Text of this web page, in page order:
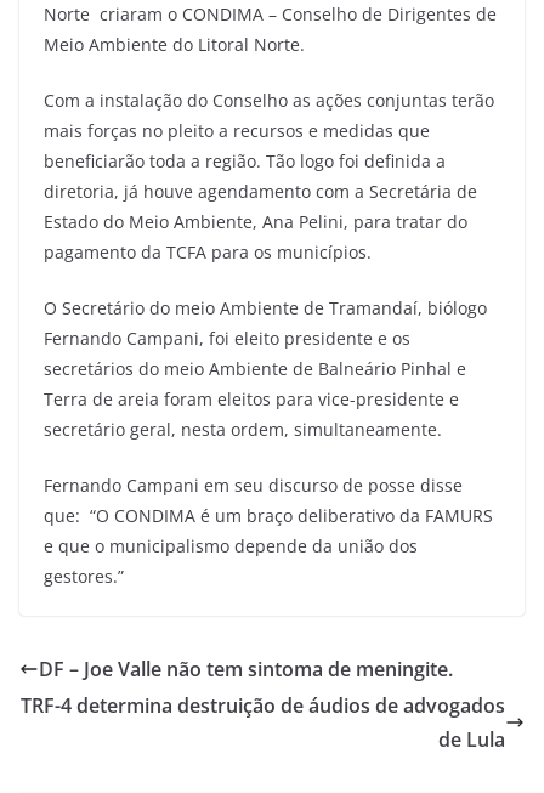
Norte criaram o CONDIMA – Conselho de Dirigentes de
Meio Ambiente do Litoral Norte.
Com a instalação do Conselho as ações conjuntas terão
mais forças no pleito a recursos e medidas que
beneficiarão toda a região. Tão logo foi definida a
diretoria, já houve agendamento com a Secretária de
Estado do Meio Ambiente, Ana Pelini, para tratar do
pagamento da TCFA para os municípios.
O Secretário do meio Ambiente de Tramandaí, biólogo
Fernando Campani, foi eleito presidente e os
secretários do meio Ambiente de Balneário Pinhal e
Terra de areia foram eleitos para vice-presidente e
secretário geral, nesta ordem, simultaneamente.
Fernando Campani em seu discurso de posse disse
que: “O CONDIMA é um braço deliberativo da FAMURS
e que o municipalismo depende da união dos
gestores.”
DF – Joe Valle não tem sintoma de meningite.
TRF-4 determina destruição de áudios de advogados
de Lula